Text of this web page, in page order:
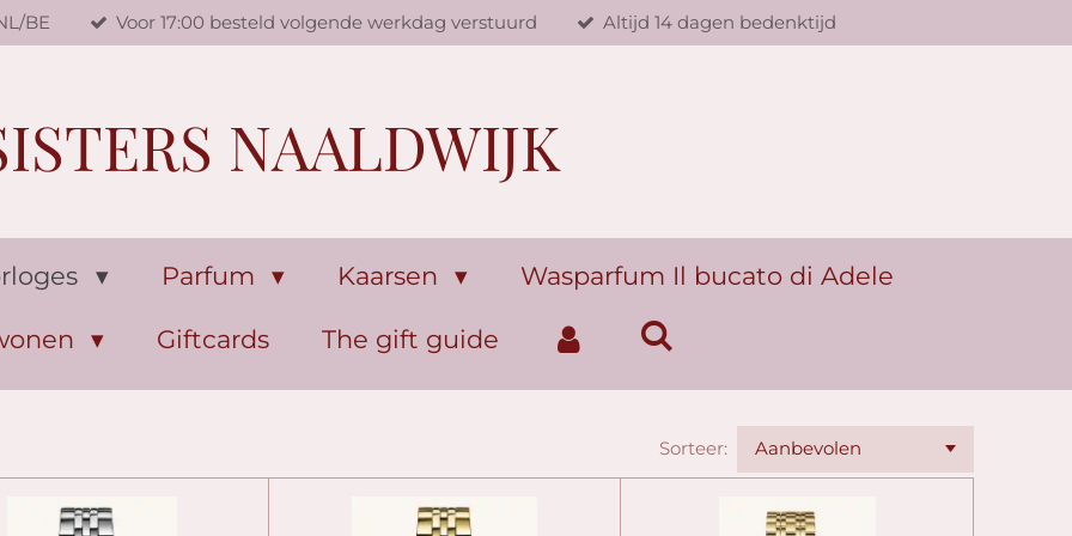
BE Voor 17:00 besteld volgende werkdag verstuurd Altijd 14 dagen bedenktijd
NAALDWIJK
Parfum Kaarsen Wasparfum Il bucato di Adele
Giftcards The gift guide
Sorteer: